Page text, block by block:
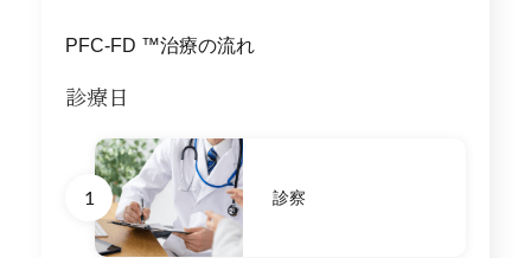
PFC-FD ™治療の流れ
診療日
1 診察